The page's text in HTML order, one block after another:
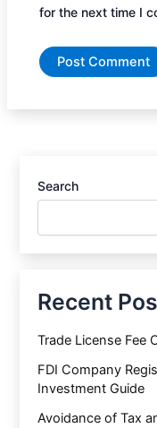
for the next time I
Search
Recent
Trade License Fee
FDI Company
Investment Guide
Avoidance of Tax